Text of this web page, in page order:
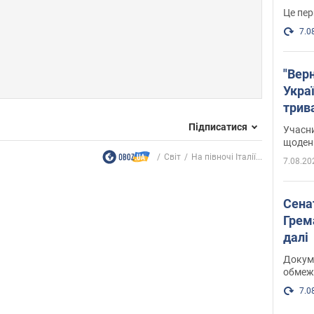
Підписатися
Світ На півночі Італії...
Це
далі